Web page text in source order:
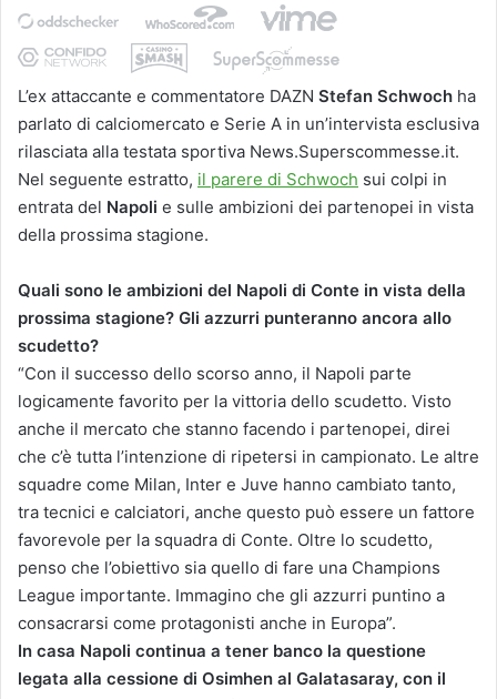
L’ex attaccante e commentatore DAZN Stefan Schwoch ha
parlato di calciomercato e Serie A in un’intervista esclusiva
rilasciata alla testata sportiva News.Superscommesse.it.
Nel seguente estratto, il parere di Schwoch sui colpi in
entrata del Napoli e sulle ambizioni dei partenopei in vista
della prossima stagione.
Quali sono le ambizioni del Napoli di Conte in vista della
prossima stagione? Gli azzurri punteranno ancora allo
scudetto?
“Con il successo dello scorso anno, il Napoli parte
logicamente favorito per la vittoria dello scudetto. Visto
anche il mercato che stanno facendo i partenopei, direi
che c’è tutta l’intenzione di ripetersi in campionato. Le altre
squadre come Milan, Inter e Juve hanno cambiato tanto,
tra tecnici e calciatori, anche questo può essere un fattore
favorevole per la squadra di Conte. Oltre lo scudetto,
penso che l’obiettivo sia quello di fare una Champions
League importante. Immagino che gli azzurri puntino a
consacrarsi come protagonisti anche in Europa”.
In casa Napoli continua a tener banco la questione
legata alla cessione di Osimhen al Galatasaray, con il